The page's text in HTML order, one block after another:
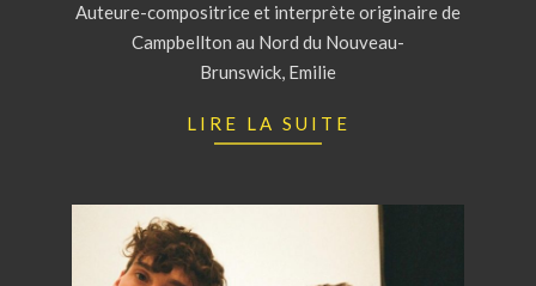
Auteure-compositrice et interprète originaire de
Campbellton au Nord du Nouveau-
Brunswick, Emilie
LIRE LA SUITE